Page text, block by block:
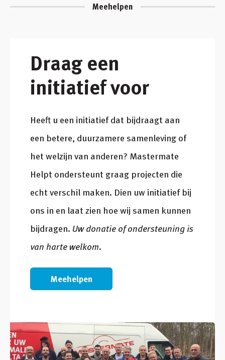
Meehelpen
Draag een
initiatief voor
Heeft u een initiatief dat bijdraagt aan
een betere, duurzamere samenleving of
het welzijn van anderen? Mastermate
Helpt ondersteunt graag projecten die
echt verschil maken. Dien uw initiatief bij
ons in en laat zien hoe wij samen kunnen
bijdragen. Uw donatie of ondersteuning is
van harte welkom.
Meehelpen